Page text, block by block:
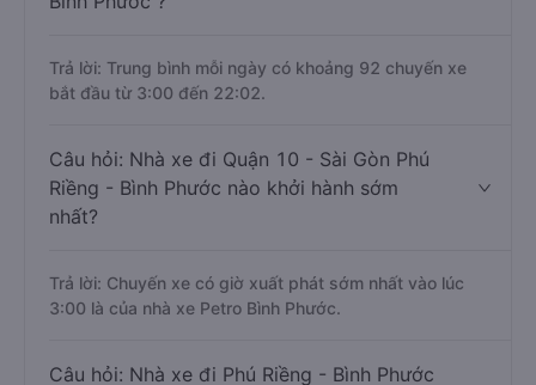
Trả lời: Trung bình mỗi ngày có khoảng 92 chuyến xe
bắt đầu từ 3:00 đến 22:02.
Câu hỏi: Nhà xe đi Quận 10 - Sài Gòn Phú
Riềng - Bình Phước nào khởi hành sớm
nhất?
Trả lời: Chuyến xe có giờ xuất phát sớm nhất vào lúc
3:00 là của nhà xe Petro Bình Phước.
Câu hỏi: Nhà xe đi Phú Riềng - Bình Phước